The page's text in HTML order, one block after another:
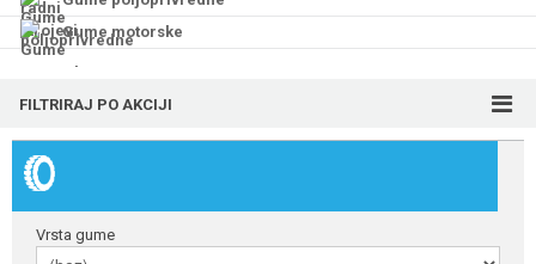
Gume motorske
FILTRIRAJ PO AKCIJI
Vrsta gume